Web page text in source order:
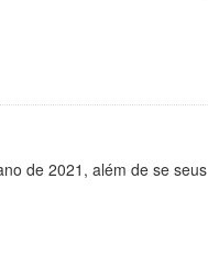
de 2021, além de se seus